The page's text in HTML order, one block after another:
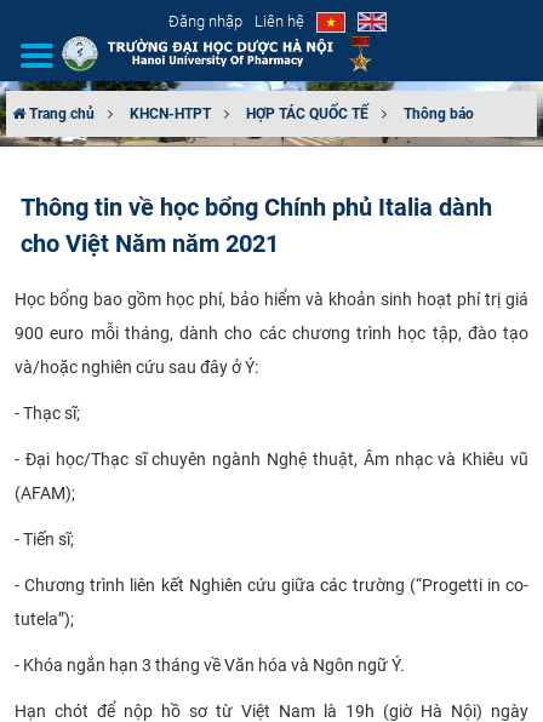
Đăng nhập Liên hệ
CƠ CẤU TỔ CHỨC
ĐÀO TẠO
KHOA HỌC CÔNG NGHỆ
CỰU NGƯỜI HỌC
Trang chủ KHCN-HTPT HỢP TÁC QUỐC TẾ Thông báo
Thông tin về học bổng Chính phủ Italia dành
cho Việt Năm năm 2021
Học bổng bao gồm học phí, bảo hiểm và khoản sinh hoạt phí trị giá
900 euro mỗi tháng, dành cho các chương trình học tập, đào tạo
và/hoặc nghiên cứu sau đây ở Ý:
- Thạc sĩ;
- Đại học/Thạc sĩ chuyên ngành Nghệ thuật, Âm nhạc và Khiêu vũ
(AFAM);
- Tiến sĩ;
- Chương trình liên kết Nghiên cứu giữa các trường (“Progetti in co-
tutela”);
- Khóa ngắn hạn 3 tháng về Văn hóa và Ngôn ngữ Ý.
Hạn chót để nộp hồ sơ từ Việt Nam là 19h (giờ Hà Nội) ngày